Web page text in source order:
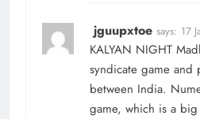
jguupxtoe says: 17
KALYAN NIGHT
syndicate game and
between India.
game, which is a